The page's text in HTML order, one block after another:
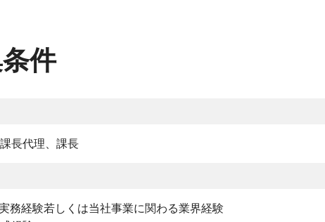
件
長代理、課長
務経験若しくは当社事業に関わる業界経験